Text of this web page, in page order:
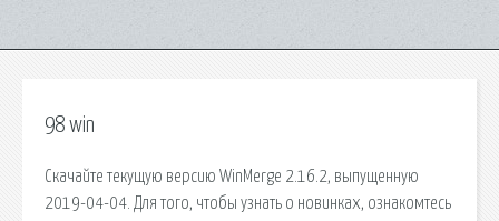
98 win
Скачайте текущую версию WinMerge 2.16.2, выпущенную
2019-04-04. Для того, чтобы узнать о новинках, ознакомтесь